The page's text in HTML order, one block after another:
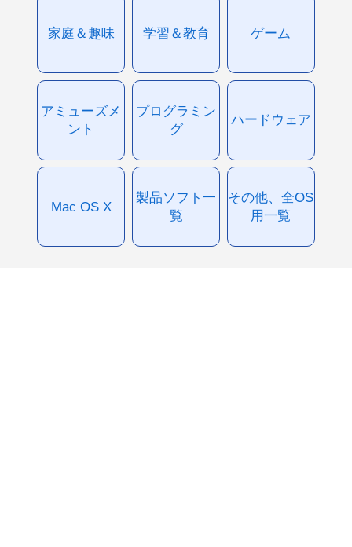
家庭＆趣味 学習＆教育 ゲーム
アミューズメ
ント
プログラミン
グ
ハードウェア
Mac OS X
製品ソフト一
覧
その他、全OS
用一覧